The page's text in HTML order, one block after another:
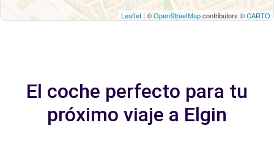
Leaflet | ©OpenStreetMapcontributors ©CARTO
El coche perfecto para tu
próximo viaje a Elgin